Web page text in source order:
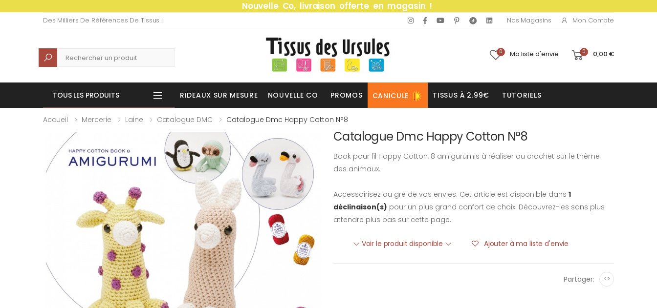
Nouvelle Co, livraison offerte en magasin !
Des Milliers De Références De Tissus ! Nos Magasins Mon Compte
Recherche 0 Ma liste d'envie 0 0,00 €
TOUS LES PRODUITS RIDEAUX SUR MESURE NOUVELLE CO PROMOS CANICULE TISSUS À 2.99€ TUTORIELS
Accueil Mercerie Laine Catalogue DMC Catalogue Dmc Happy Cotton N°8
Catalogue Dmc Happy Cotton N°8
Book pour fil Happy Cotton, 8 amigurumis à réaliser au crochet sur le thème
des animaux.
Accessoirisez au gré de vos envies. Cet article est disponible dans 1
déclinaison(s) pour un plus grand confort de choix. Découvrez-les sans plus
attendre plus bas sur cette page.
Voir le produit disponible Ajouter à ma liste d'envie
Partager: <>